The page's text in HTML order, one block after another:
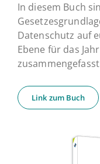
In diesem Buch
Datenschutz auf
Ebene für das
Link zum Buch